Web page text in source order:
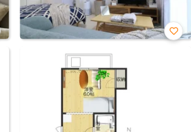
お気